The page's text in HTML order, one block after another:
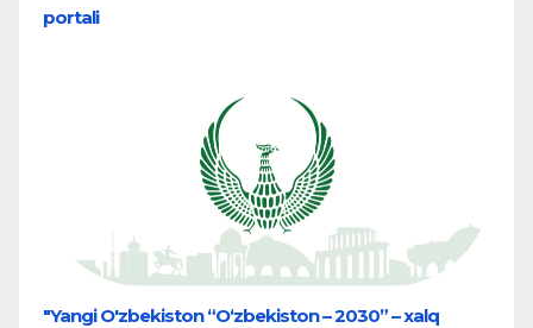
portali
"Yangi O'zbekiston “O‘zbekiston – 2030” – xalq